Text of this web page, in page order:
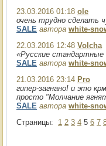
23.03.2016 01:18 ole
очень трудно сделать
SALE автора white-
22.03.2016 12:48 Volcha
«Русские
SALE автора white-
21.03.2016 23:14 Pro
гипер-загнано! и это
просто "Молчание
SALE автора white-
Страницы: 1 2 3 4 5 6 7